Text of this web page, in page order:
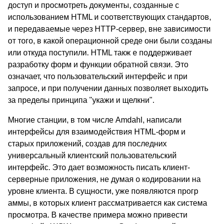
доступ и просмотреть документы, созданные с
использованием HTML и соответствующих стандартов,
и передаваемые через HTTP-сервер, вне зависимости
от того, в какой операционной среде они были созданы
или откуда поступили. HTML такж е поддерживает
разработку форм и функции обратной связи. Это
означает, что пользовательский интерфейс и при
запросе, и при получении данных позволяет выходить
за пределы принципа "укажи и щелкни".
Многие станции, в том числе Amdahl, написали
интерфейсы для взаимодействия HTML-форм и
старых приложений, создав для последних
универсальный клиентский пользовательский
интерфейс. Это дает возможность писать клиент-
серверные приложения, не думая о кодировании на
уровне клиента. В сущности, уже появляются прогр
аммы, в которых клиент рассматривается как система
просмотра. В качестве примера можно привести